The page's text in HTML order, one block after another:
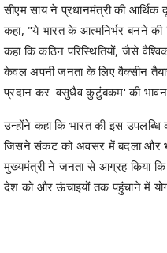
सीएम साय ने प्रधानमंत्री की आर्थिक
कहा, "ये भारत के आत्मनिर्भर बनने
कहा कि कठिन परिस्थितियों, जैसे
केवल अपनी जनता के लिए वैक्सीन
प्रदान कर 'वसुधैव कुटुंबकम' की भावना
उन्होंने कहा कि भारत की इस
जिसने संकट को अवसर में बदला और
मुख्यमंत्री ने जनता से आग्रह किया
देश को और ऊंचाइयों तक पहुंचाने में